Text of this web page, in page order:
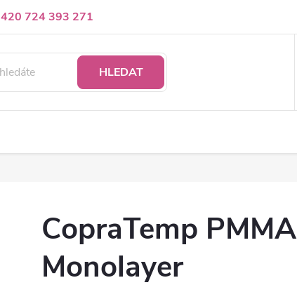
724 393 271
Napište nám
HLEDAT
CopraTemp PMMA
Monolayer